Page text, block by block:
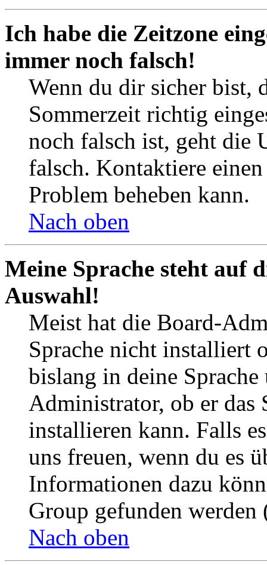
Ich habe die Zeitzone
immer noch falsch!
Wenn du dir sicher bist,
Sommerzeit richtig
noch falsch ist, geht die
falsch. Kontaktiere
Problem beheben kann.
Nach oben
Meine Sprache steht auf
Auswahl!
Meist hat die Board-
Sprache nicht installiert
bislang in deine
Administrator, ob er das
installieren kann. Falls
uns freuen, wenn du es
Informationen dazu
Group gefunden
Nach oben